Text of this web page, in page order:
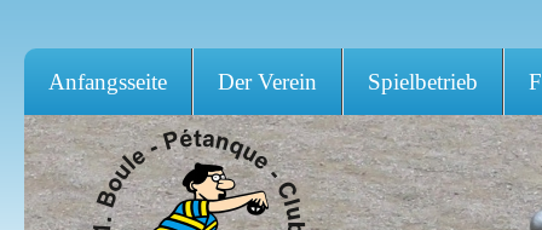
Anfangsseite Der Verein Spielbetrieb